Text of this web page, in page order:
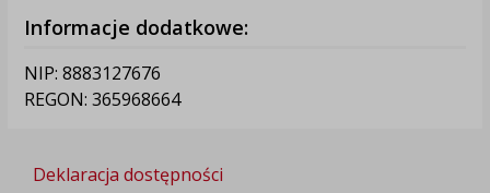
Informacje dodatkowe:
NIP: 8883127676
REGON: 365968664
Deklaracja dostępności